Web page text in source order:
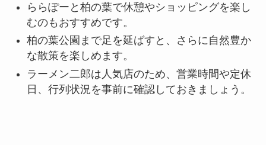
ららぽーと柏の葉で休憩やショッピングを楽し
むのもおすすめです。
柏の葉公園まで足を延ばすと、さらに自然豊か
な散策を楽しめます。
ラーメン二郎は人気店のため、営業時間や定休
日、行列状況を事前に確認しておきましょう。